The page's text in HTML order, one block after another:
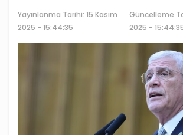
Yayınlanma Tarihi: 15 Kasım
2025 - 15:44:35
Güncelleme
2025 -